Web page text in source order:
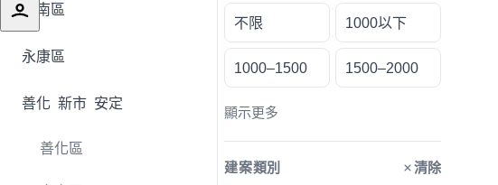
安南區
永康區
善化 新市 安定
善化區
不限 1000以下
1000–1500 1500–2000
顯示更多
建案類別 清除